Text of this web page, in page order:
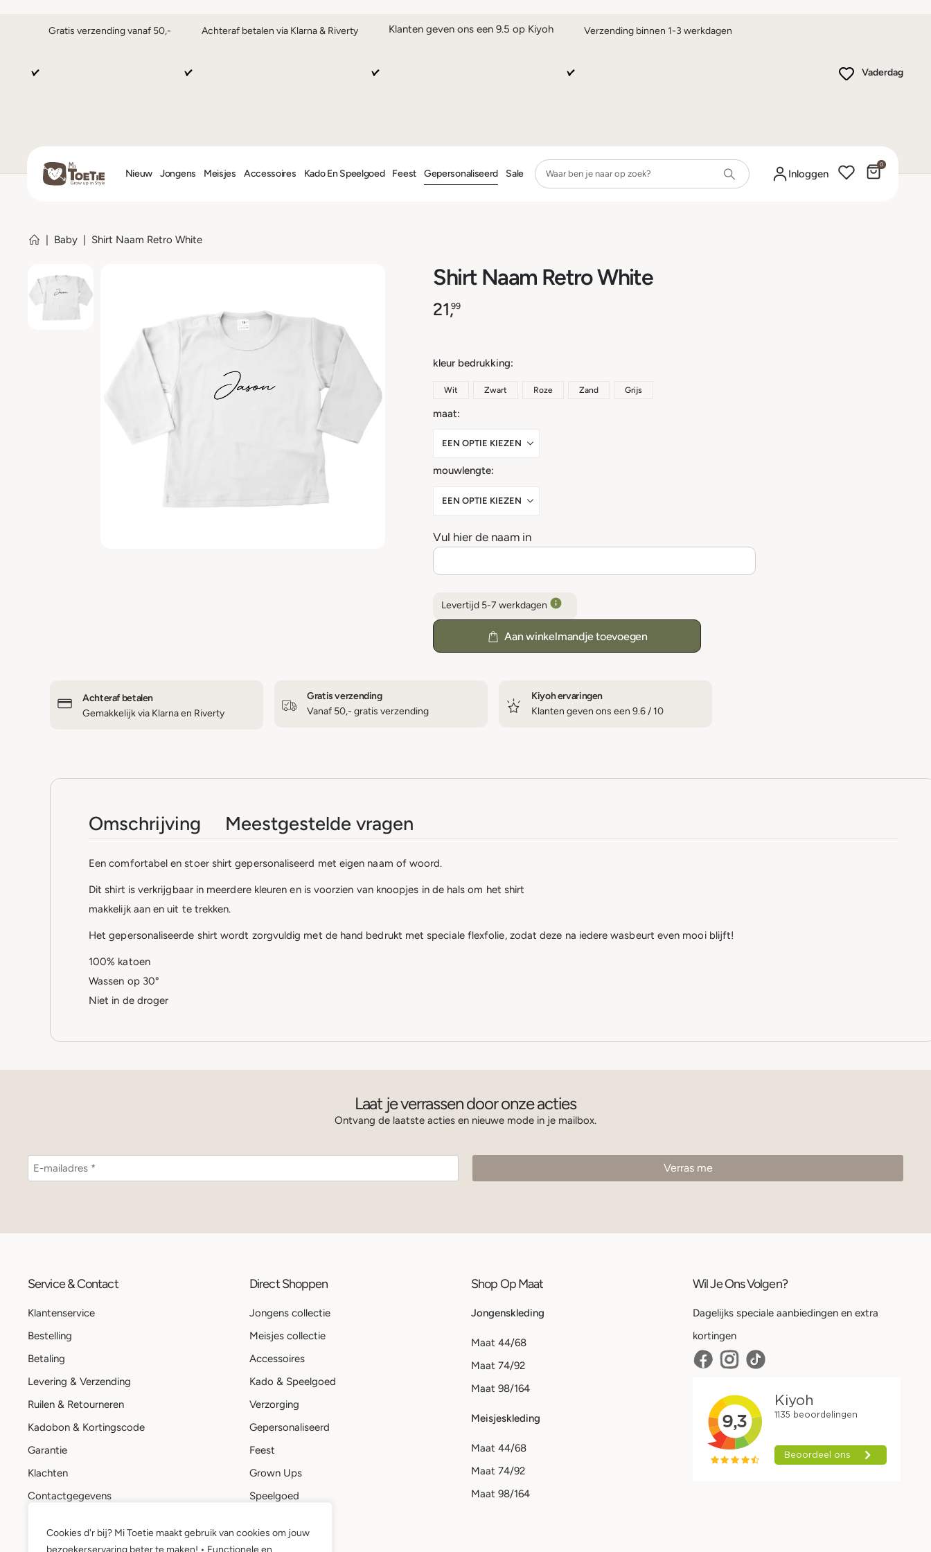
Cookies d'r bij? Mi Toetie maakt gebruik van cookies om jouw
bezoekerservaring beter te maken! • Functionele en
Gratis verzending vanaf 50,- Achteraf betalen via Klarna & Riverty Klanten geven ons een 9.5 op Kiyoh Verzending binnen 1-3 werkdagen
Vaderdag
Nieuw Jongens Meisjes Accessoires Kado En Speelgoed Feest Gepersonaliseerd Sale Inloggen
0
Baby Shirt Naam Retro White
Shirt Naam Retro White
21,99
kleur bedrukking
Wit Zwart Roze Zand Grijs
maat
mouwlengte
Vul hier de naam in
Levertijd 5-7 werkdagen
Aan winkelmandje toevoegen
Achteraf betalen
Gemakkelijk via Klarna en Riverty
Gratis verzending
Vanaf 50,- gratis verzending
Kiyoh ervaringen
Klanten geven ons een 9.6 / 10
Omschrijving Meestgestelde vragen
Een comfortabel en stoer shirt gepersonaliseerd met eigen naam of woord.
Dit shirt is verkrijgbaar in meerdere kleuren en is voorzien van knoopjes in de hals om het shirt
makkelijk aan en uit te trekken.
Het gepersonaliseerde shirt wordt zorgvuldig met de hand bedrukt met speciale flexfolie, zodat deze na iedere wasbeurt even mooi blijft!
100% katoen
Wassen op 30°
Niet in de droger
Laat je verrassen door onze acties
Ontvang de laatste acties en nieuwe mode in je mailbox.
Service & Contact
Klantenservice
Bestelling
Betaling
Levering & Verzending
Ruilen & Retourneren
Kadobon & Kortingscode
Garantie
Klachten
Contactgegevens
Mi Toetie account
Direct Shoppen
Jongens collectie
Meisjes collectie
Accessoires
Kado & Speelgoed
Verzorging
Gepersonaliseerd
Feest
Grown Ups
Speelgoed
Shop Op Maat
Jongenskleding
Maat 44/68
Maat 74/92
Maat 98/164
Meisjeskleding
Maat 44/68
Maat 74/92
Maat 98/164
Wil Je Ons Volgen?
Dagelijks speciale aanbiedingen en extra
kortingen